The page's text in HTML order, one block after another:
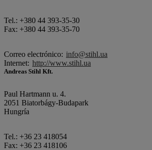
Tel.: +380 44 393-35-30
Fax: +380 44 393-35-70
Correo electrónico: info@stihl.ua
Internet: http://www.stihl.ua
Andreas Stihl Kft.
Paul Hartmann u. 4.
2051 Biatorbágy-Budapark
Hungría
Tel.: +36 23 418054
Fax: +36 23 418106